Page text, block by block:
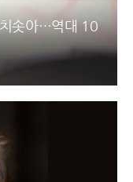
솟아…역대 10